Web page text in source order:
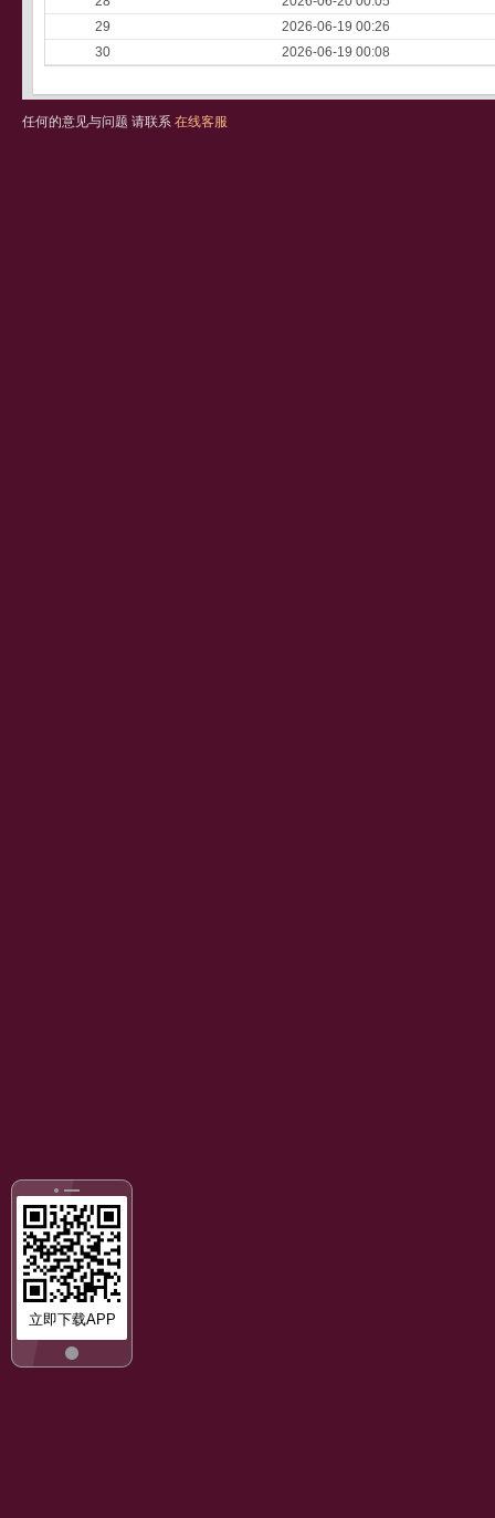
立即下载APP
29
2026-06-19 00:26
30
2026-06-19 00:08
任何的意见与问题 请联系 在线客服